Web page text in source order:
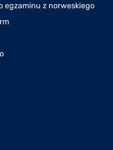
egzaminu z norweskiego